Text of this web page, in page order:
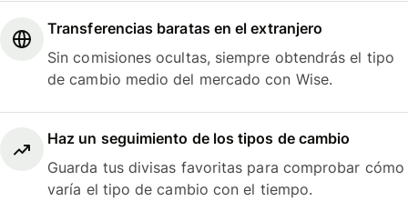
Transferencias baratas en el extranjero
Sin comisiones ocultas, siempre obtendrás el tipo
de cambio medio del mercado con Wise.
Haz un seguimiento de los tipos de cambio
Guarda tus divisas favoritas para comprobar cómo
varía el tipo de cambio con el tiempo.